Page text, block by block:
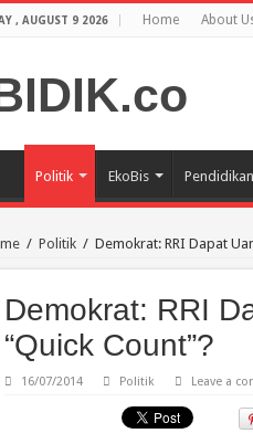
, AUGUST 9 2026 Home About
Politik EkoBis Pendidikan
/ Politik / Demokrat: RRI Dapat
Demokrat: RRI
“Quick Count”?
16/07/2014 Politik Leave a